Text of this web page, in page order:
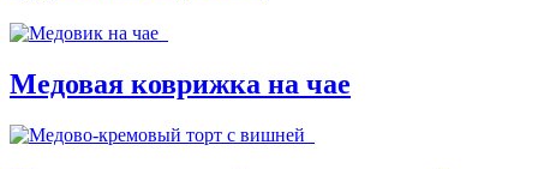
Медовая коврижка на чае